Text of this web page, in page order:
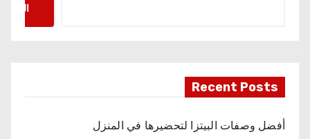
البحث
Recent Posts
أفضل وصفات البيتزا لتحضيرها في المنزل